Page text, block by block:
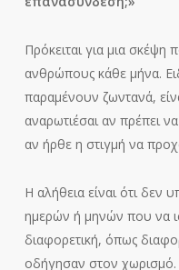
Πρόκειται για μια σκέψη
ανθρώπους κάθε μήνα.
παραμένουν ζωντανά,
αναρωτιέσαι αν πρέπει
αν ήρθε η στιγμή να
Η αλήθεια είναι ότι δεν
ημερών ή μηνών που να
διαφορετική, όπως
οδήγησαν στον χωρισμό.